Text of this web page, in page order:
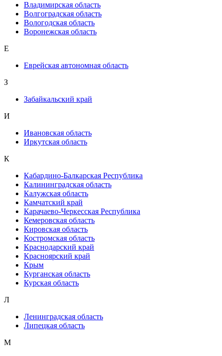
Владимирская область
Волгоградская область
Вологодская область
Воронежская область
Е
Еврейская автономная область
З
Забайкальский край
И
Ивановская область
Иркутская область
К
Кабардино-Балкарская Республика
Калининградская область
Калужская область
Камчатский край
Карачаево-Черкесская Республика
Кемеровская область
Кировская область
Костромская область
Краснодарский край
Красноярский край
Крым
Курганская область
Курская область
Л
Ленинградская область
Липецкая область
М